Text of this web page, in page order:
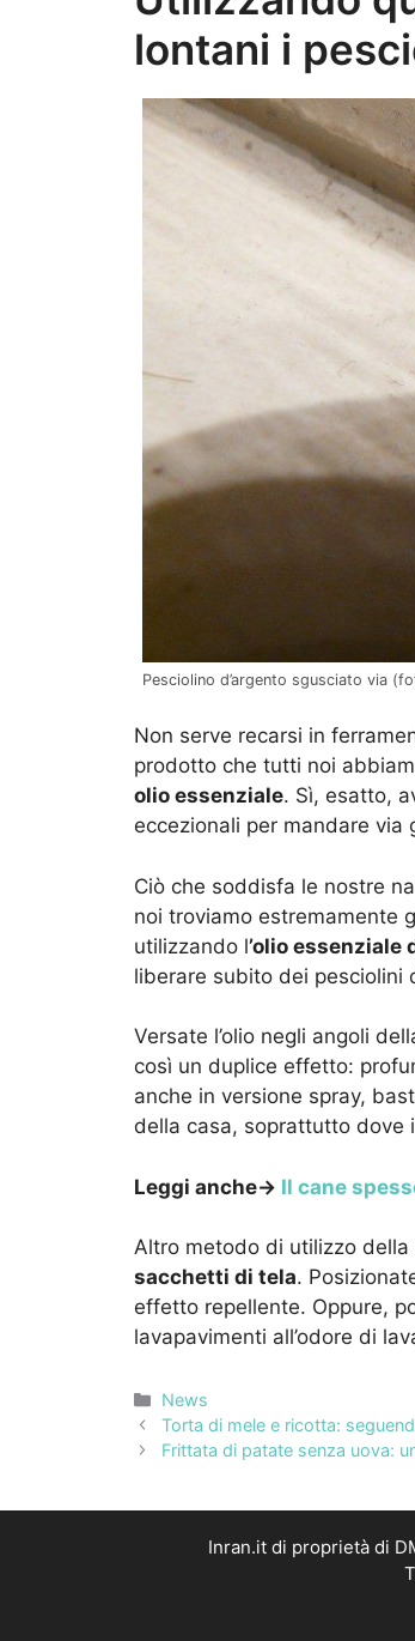
lontani i
Pesciolino d’argento sgusciato via
Non serve recarsi in
prodotto che tutti noi
olio essenziale. Sì, esatto,
eccezionali per mandare via
Ciò che soddisfa le nostre
noi troviamo estremamente
utilizzando l’olio essenziale
liberare subito dei pesciolini
Versate l’olio negli angoli
così un duplice effetto:
anche in versione spray,
della casa, soprattutto dove
Leggi anche→ Il cane
Altro metodo di utilizzo
sacchetti di tela.
effetto repellente. Oppure,
lavapavimenti all’odore di
Categorie
News
Torta di mele e ricotta:
Frittata di patate senza uova:
Inran.it di proprietà di